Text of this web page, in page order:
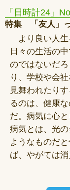
「日時計24」
特集 「友人」
より良い人生
日々の生活の
のではないだ
り、学校や会
見舞われたり
るのは、健康
だ。病気に心
病気とは、光
ようなものだ
ば、やがては消